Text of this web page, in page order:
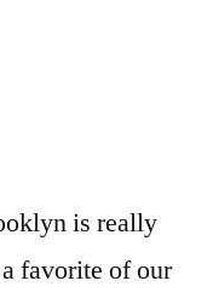
is really
favorite of our